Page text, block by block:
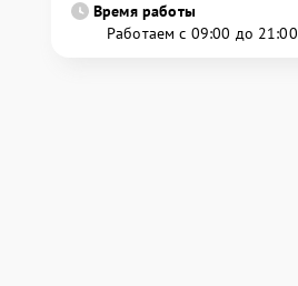
Время работы
Работаем с 09:00 до 21:00